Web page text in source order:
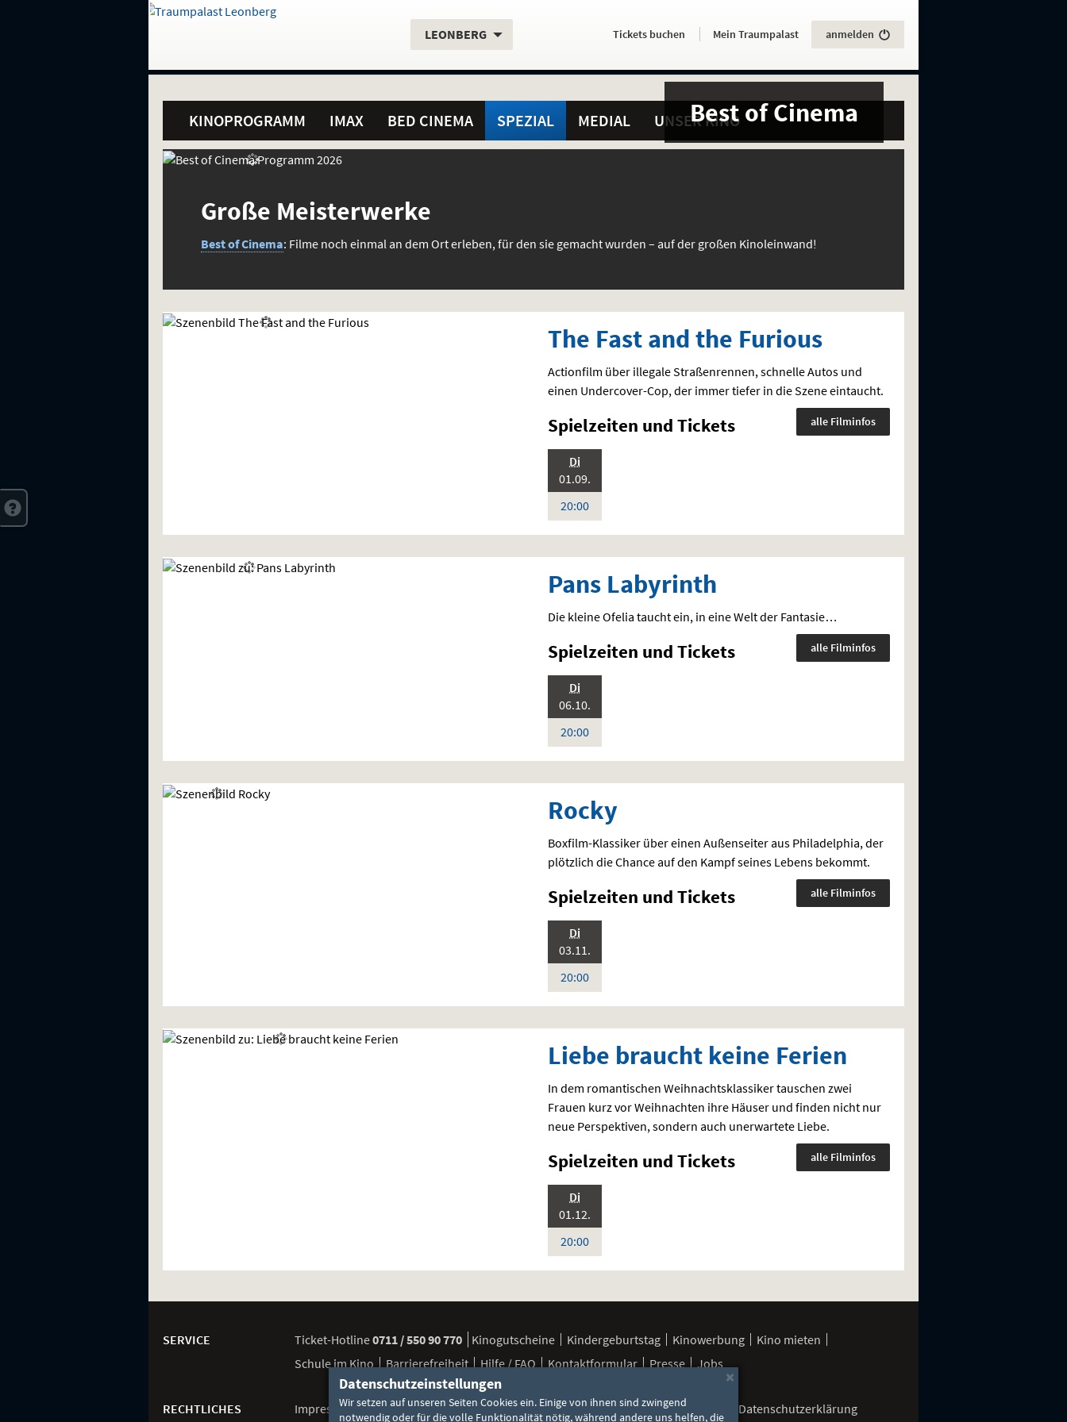
direkt
Inhalt
Menü
und
Gehe
Standortauswahl
Aktueller
LEONBERG. Servicefunktionen
Aktuelles
HierTickets buchen . Mein Traumpalast anmelden
KINOPROGRAMM IMAX BED CINEMA SPEZIAL MEDIAL UNSER KINO
Best
Cinema
Sondervorstellungen
Interessen
Best of Cinema
Große Meisterwerke
Best of Cinema: Filme noch einmal an dem Ort erleben, für den sie gemacht wurden – auf der großen Kinoleinwand!
The Fast and the Furious
Actionfilm über illegale Straßenrennen, schnelle Autos und
einen Undercover-Cop, der immer tiefer in die Szene eintaucht.
alle Filminfos
Spielzeiten und Tickets
Standardfassung
Sprache:
Deutsch
Di
01.09.
20:00Uhr
Pans Labyrinth
Die kleine Ofelia taucht ein, in eine Welt der Fantasie…
alle Filminfos
Spielzeiten und Tickets
Standardfassung
Sprache:
Deutsch
Di
06.10.
20:00Uhr
Rocky
Boxfilm-Klassiker über einen Außenseiter aus Philadelphia, der
plötzlich die Chance auf den Kampf seines Lebens bekommt.
alle Filminfos
Spielzeiten und Tickets
Standardfassung
Sprache:
Deutsch
Di
03.11.
20:00Uhr
Liebe braucht keine Ferien
In dem romantischen Weihnachtsklassiker tauschen zwei
Frauen kurz vor Weihnachten ihre Häuser und finden nicht nur
neue Perspektiven, sondern auch unerwartete Liebe.
alle Filminfos
Spielzeiten und Tickets
Standardfassung
Sprache:
Deutsch
Di
01.12.
20:00Uhr
SERVICE Ticket-Hotline0711 / 550 90 770 Kinogutscheine Kindergeburtstag Kinowerbung
Kino mieten
Schule im Kino
Barrierefreiheit Hilfe / FAQ Kontaktformular Presse Jobs
RECHTLICHES Impressum FSK / Jugendschutz Besuchsbedingungen Cookie-Einstellungen Datenschutzerklärung
×
Datenschutzeinstellungen
Wir setzen auf unseren Seiten Cookies ein. Einige von ihnen sind zwingend
notwendig oder für die volle Funktionalität nötig, während andere uns helfen, die